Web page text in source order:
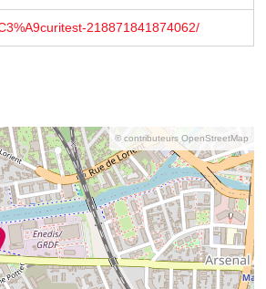
218871841874062/
© contributeurs OpenStreetMap